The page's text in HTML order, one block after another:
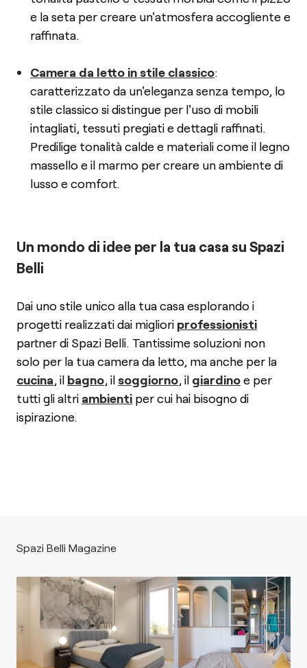
e la seta per creare un'atmosfera accogliente e
raffinata.
Camera da letto in stile classico:
caratterizzato da un'eleganza senza tempo, lo
stile classico si distingue per l'uso di mobili
intagliati, tessuti pregiati e dettagli raffinati.
Predilige tonalità calde e materiali come il legno
massello e il marmo per creare un ambiente di
lusso e comfort.
Un mondo di idee per la tua casa su Spazi
Belli
Dai uno stile unico alla tua casa esplorando i
progetti realizzati dai migliori professionisti
partner di Spazi Belli. Tantissime soluzioni non
solo per la tua camera da letto, ma anche per la
cucina, il bagno, il soggiorno, il giardinoe per
tutti gli altri ambienti per cui hai bisogno di
ispirazione.
Spazi Belli Magazine